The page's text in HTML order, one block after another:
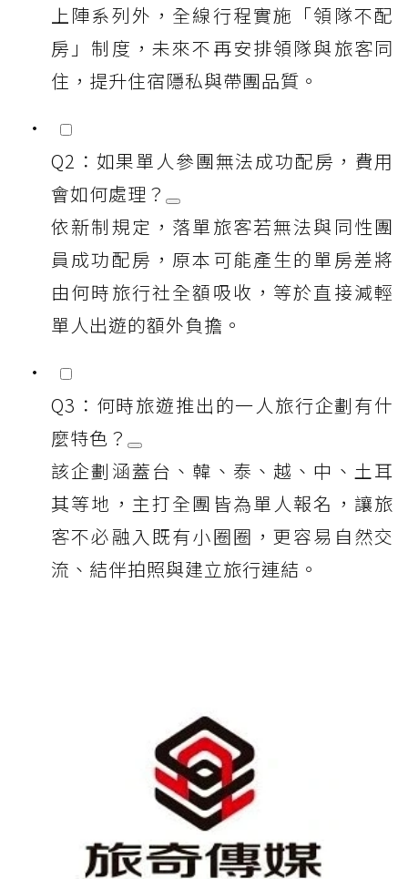
上陣系列外，全線行程實施「領隊不配
房」制度，未來不再安排領隊與旅客同
住，提升住宿隱私與帶團品質。
Q2：如果單人參團無法成功配房，費用
會如何處理？
依新制規定，落單旅客若無法與同性團
員成功配房，原本可能產生的單房差將
由何時旅行社全額吸收，等於直接減輕
單人出遊的額外負擔。
Q3：何時旅遊推出的一人旅行企劃有什
麼特色？
該企劃涵蓋台、韓、泰、越、中、土耳
其等地，主打全團皆為單人報名，讓旅
客不必融入既有小圈圈，更容易自然交
流、結伴拍照與建立旅行連結。